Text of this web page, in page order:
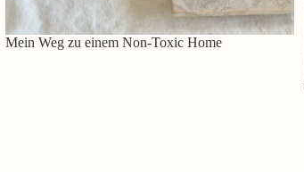
Mein Weg zu einem Non-Toxic Home